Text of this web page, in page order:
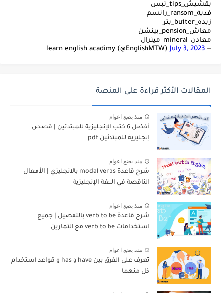
بقشيش_tips_تبس
فدية_ransom_رانسم
زبده_butter_بتر
معاش_pension_بينشن
معادن_mineral_مينرال
— learn english acadimy (@EnglishMTW)
July 8, 2023
المقالات الأكثر قراءة على المنصة
منذ بضع اعوام
أفضل 6 كتب الإنجليزية للمبتدئين | قصص
إنجليزية للمبتدئين pdf
منذ بضع اعوام
شرح قاعدة modal verbs بالانجليزي | الأفعال
الناقصة في اللغة الإنجليزية
منذ بضع اعوام
شرح قاعدة verb to be بالتفصيل | جميع
استخدامات verb to be مع التمارين
منذ بضع اعوام
تعرف على الفرق بين have و has و قواعد استخدام
كل منهما